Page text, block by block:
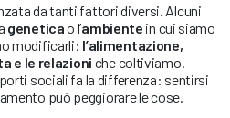
da tanti fattori diversi. Alcuni
geneticao l’ambiente in cui siamo
modificarli: l’alimentazione,
e le relazioni che coltiviamo.
sociali fa la differenza: sentirsi
può peggiorare le cose.